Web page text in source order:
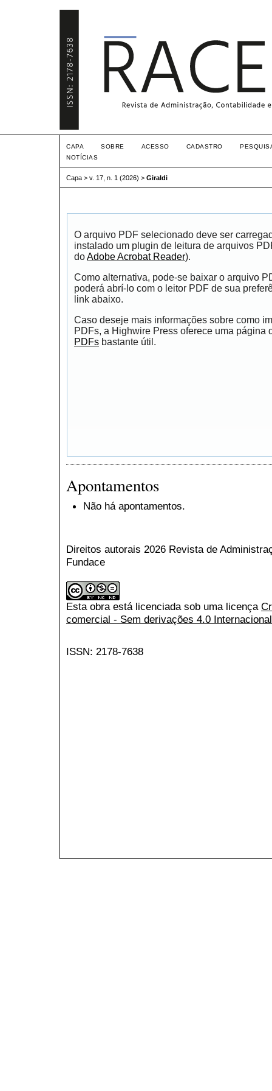
CAPA SOBRE ACESSO CADASTRO
NOTÍCIAS
Capa > v. 17, n. 1 (2026) > Giraldi
O arquivo PDF selecionado deve ser
instalado um plugin de leitura de arquivos
doAdobe Acrobat Reader).
Como alternativa, pode-se baixar o arquivo
poderá abrí-lo com o leitor PDF de sua
link abaixo.
Caso deseje mais informações sobre como
PDFs, a Highwire Press oferece uma página
PDFs bastante útil.
Apontamentos
Não há apontamentos.
Direitos autorais 2026 Revista de
Fundace
Esta obra está licenciada sob uma licença
comercial - Sem derivações 4.0 Internacional
ISSN: 2178-7638